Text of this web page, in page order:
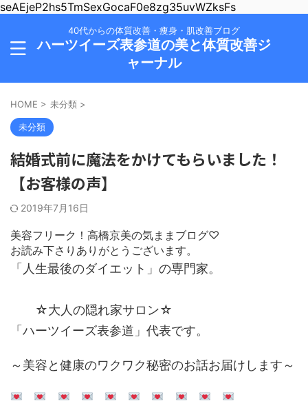
seAEjeP2hs5TmSexGocaF0e8zg35uvWZksFs
40代からの体質改善・痩身・肌改善ブログ
ハーツイーズ表参道の美と体質改善ジ
ャーナル
HOME > 未分類 >
未分類
結婚式前に魔法をかけてもらいました！
【お客様の声】
2019年7月16日
美容フリーク！高橋京美の気ままブログ♡
お読み下さりありがとうございます。
「人生最後のダイエット」の専門家。
☆大人の隠れ家サロン☆
「ハーツイーズ表参道」代表です。
～美容と健康のワクワク秘密のお話お届けします～